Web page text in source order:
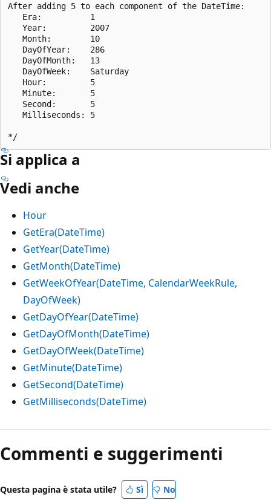
After adding 5 to each component of the DateTime:
   Era:          1
   Year:         2007
   Month:        10
   DayOfYear:    286
   DayOfMonth:   13
   DayOfWeek:    Saturday
   Hour:         5
   Minute:       5
   Second:       5
   Milliseconds: 5
Si applica a
Vedi anche
Hour
GetEra(DateTime)
GetYear(DateTime)
GetMonth(DateTime)
GetWeekOfYear(DateTime, CalendarWeekRule,
DayOfWeek)
GetDayOfYear(DateTime)
GetDayOfMonth(DateTime)
GetDayOfWeek(DateTime)
GetMinute(DateTime)
GetSecond(DateTime)
GetMilliseconds(DateTime)
Modalità
di
lettura
Commenti e suggerimenti
Questa pagina è stata utile? Sì No